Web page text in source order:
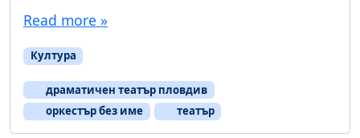
Read more »
Култура
драматичен театър пловдив
оркестър без име
театър